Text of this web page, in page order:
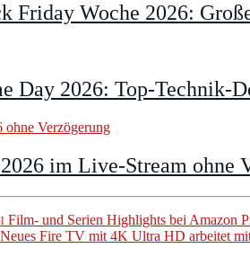
Friday Woche 2026:
Day 2026: Top-Technik-
im Live-Stream ohne
Film- und Serien Highlights bei Amazon
Neues Fire TV mit 4K Ultra HD arbeitet